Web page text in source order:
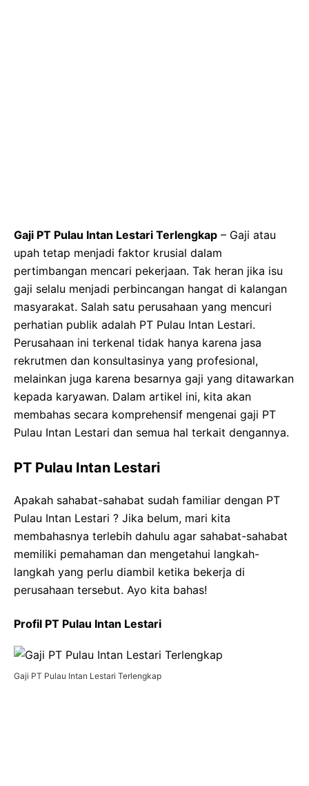
Gaji PT Pulau Intan Lestari Terlengkap – Gaji atau
upah tetap menjadi faktor krusial dalam
pertimbangan mencari pekerjaan. Tak heran jika isu
gaji selalu menjadi perbincangan hangat di kalangan
masyarakat. Salah satu perusahaan yang mencuri
perhatian publik adalah PT Pulau Intan Lestari.
Perusahaan ini terkenal tidak hanya karena jasa
rekrutmen dan konsultasinya yang profesional,
melainkan juga karena besarnya gaji yang ditawarkan
kepada karyawan. Dalam artikel ini, kita akan
membahas secara komprehensif mengenai gaji PT
Pulau Intan Lestari dan semua hal terkait dengannya.
PT Pulau Intan Lestari
Apakah sahabat-sahabat sudah familiar dengan PT
Pulau Intan Lestari ? Jika belum, mari kita
membahasnya terlebih dahulu agar sahabat-sahabat
memiliki pemahaman dan mengetahui langkah-
langkah yang perlu diambil ketika bekerja di
perusahaan tersebut. Ayo kita bahas!
Profil PT Pulau Intan Lestari
Gaji PT Pulau Intan Lestari Terlengkap